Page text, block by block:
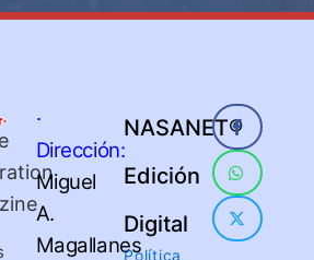
·
Dirección:
Miguel
A.
Magallanes
NASANET®
Edición
Digital
Política